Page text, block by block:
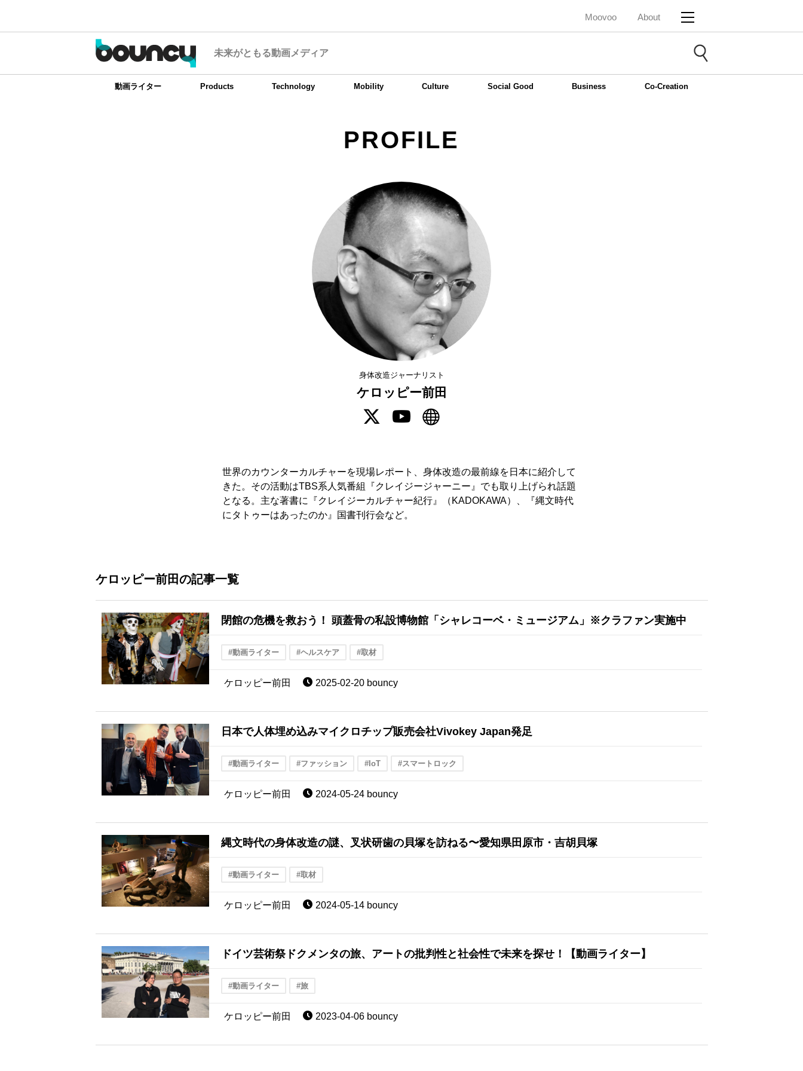
Moovoo About
未来がともる動画メディア
動画ライター Products Technology Mobility Culture Social Good Business Co-Creation
PROFILE
身体改造ジャーナリスト
ケロッピー前田
世界のカウンターカルチャーを現場レポート、身体改造の最前線を日本に紹介して
きた。その活動はTBS系人気番組『クレイジージャーニー』でも取り上げられ話題
となる。主な著書に『クレイジーカルチャー紀行』（KADOKAWA）、『縄文時代
にタトゥーはあったのか』国書刊行会など。
ケロッピー前田の記事一覧
閉館の危機を救おう！ 頭蓋骨の私設博物館「シャレコーベ・ミュージアム」※クラファン実施中
#動画ライター #ヘルスケア #取材
ケロッピー前田 2025-02-20 bouncy
日本で人体埋め込みマイクロチップ販売会社Vivokey Japan発足
#動画ライター #ファッション #IoT #スマートロック
ケロッピー前田 2024-05-24 bouncy
縄文時代の身体改造の謎、叉状研歯の貝塚を訪ねる〜愛知県田原市・吉胡貝塚
#動画ライター #取材
ケロッピー前田 2024-05-14 bouncy
ドイツ芸術祭ドクメンタの旅、アートの批判性と社会性で未来を探せ！【動画ライター】
#動画ライター #旅
ケロッピー前田 2023-04-06 bouncy